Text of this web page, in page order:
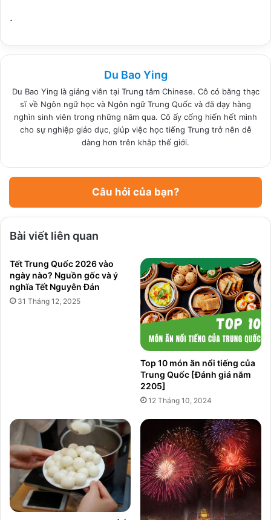
.
Du Bao Ying
Du Bao Ying là giảng viên tại Trung tâm Chinese. Cô có bằng thạc
sĩ về Ngôn ngữ học và Ngôn ngữ Trung Quốc và đã dạy hàng
nghìn sinh viên trong những năm qua. Cô ấy cống hiến hết mình
cho sự nghiệp giáo dục, giúp việc học tiếng Trung trở nên dễ
dàng hơn trên khắp thế giới.
Câu hỏi của bạn?
Bài viết liên quan
Tết Trung Quốc 2026 vào
ngày nào? Nguồn gốc và ý
nghĩa Tết Nguyên Đán
31 Tháng 12, 2025
Top 10 món ăn nổi tiếng của
Trung Quốc [Đánh giá năm
2205]
12 Tháng 10, 2024